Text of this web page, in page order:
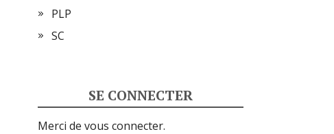
PLP
SC
SE CONNECTER
Merci de vous connecter.